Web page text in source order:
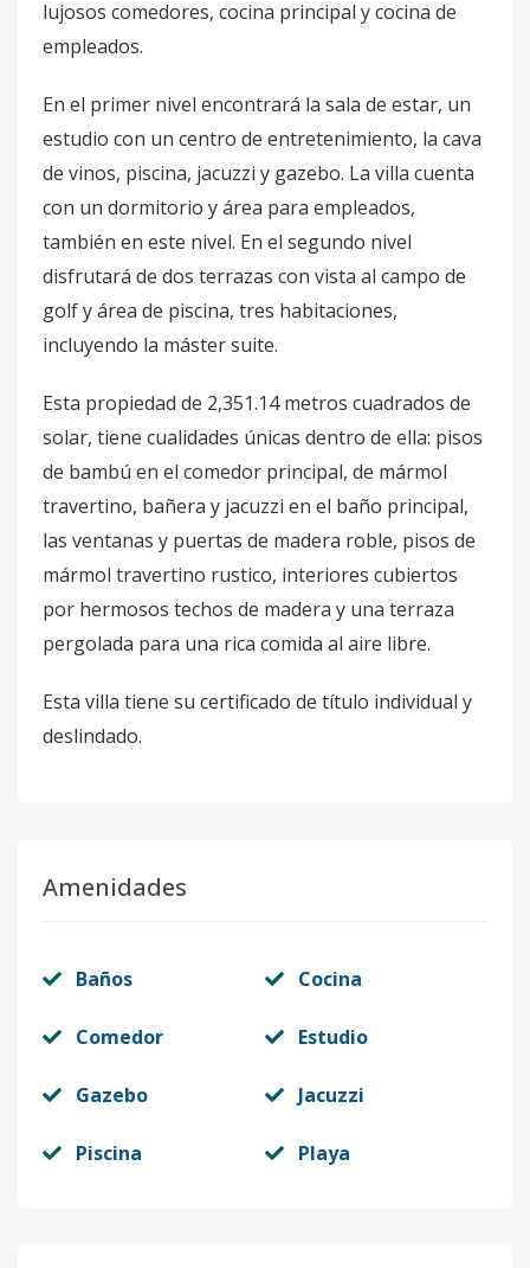
lujosos comedores, cocina principal y cocina de
empleados.
En el primer nivel encontrará la sala de estar, un
estudio con un centro de entretenimiento, la cava
de vinos, piscina, jacuzzi y gazebo. La villa cuenta
con un dormitorio y área para empleados,
también en este nivel. En el segundo nivel
disfrutará de dos terrazas con vista al campo de
golf y área de piscina, tres habitaciones,
incluyendo la máster suite.
Esta propiedad de 2,351.14 metros cuadrados de
solar, tiene cualidades únicas dentro de ella: pisos
de bambú en el comedor principal, de mármol
travertino, bañera y jacuzzi en el baño principal,
las ventanas y puertas de madera roble, pisos de
mármol travertino rustico, interiores cubiertos
por hermosos techos de madera y una terraza
pergolada para una rica comida al aire libre.
Esta villa tiene su certificado de título individual y
deslindado.
Amenidades
Baños Cocina
Comedor Estudio
Gazebo Jacuzzi
Piscina Playa